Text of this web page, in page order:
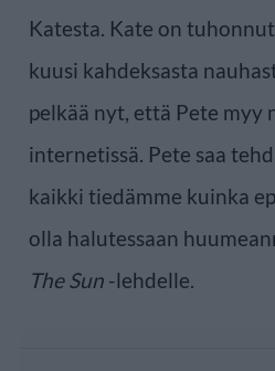
Katesta. Kate on
kuusi kahdeksasta
pelkää nyt, että Pete myy
internetissä. Pete saa
kaikki tiedämme kuinka
olla halutessaan
The Sun -lehdelle.